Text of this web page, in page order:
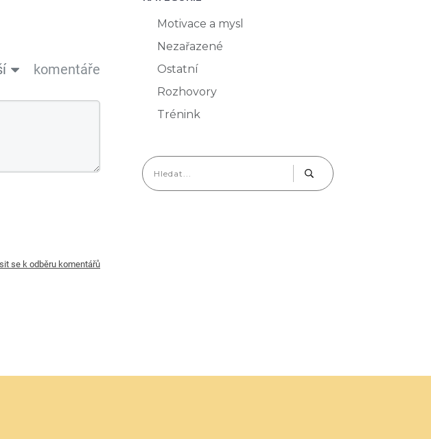
komentáře
se k odběru komentářů
Motivace a mysl
Nezařazené
Ostatní
Rozhovory
Trénink